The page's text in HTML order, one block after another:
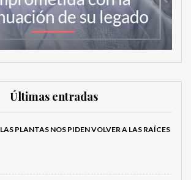
Últimas entradas
LAS PLANTAS NOS PIDEN VOLVER A LAS RAÍCES